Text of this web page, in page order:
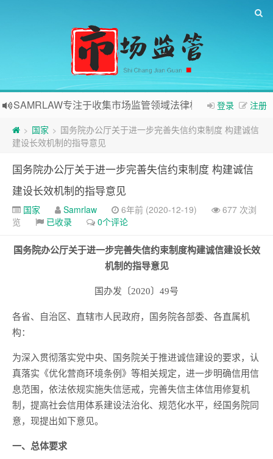
登录 注册
SAMRLAW专注于收集市场监管领域法律相关内容
> 国家 > 国务院办公厅关于进一步完善失信约束制度 构建诚信
建设长效机制的指导意见
国务院办公厅关于进一步完善失信约束制度 构建诚信
建设长效机制的指导意见
国家 Samrlaw 6年前 (2020-12-19)
677 次浏
览
已收录 0个评论
国务院办公厅关于进一步完善失信约束制度构建诚信建设长效
机制的指导意见
国办发〔2020〕49号
各省、自治区、直辖市人民政府，国务院各部委、各直属机
构：
为深入贯彻落实党中央、国务院关于推进诚信建设的要求，认
真落实《优化营商环境条例》等相关规定，进一步明确信用信
息范围，依法依规实施失信惩戒，完善失信主体信用修复机
制，提高社会信用体系建设法治化、规范化水平，经国务院同
意，现提出如下意见。
一、总体要求